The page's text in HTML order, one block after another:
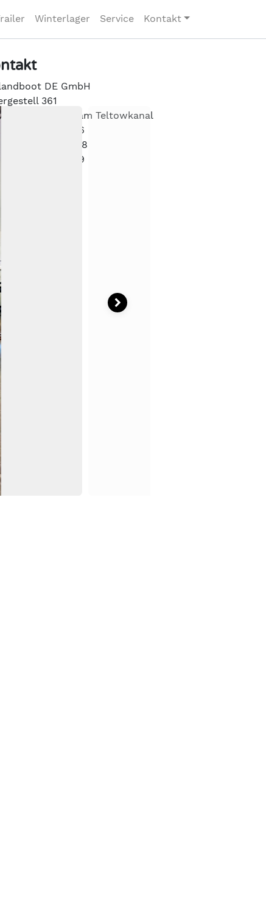
Winterlager Service Kontakt
DE GmbH
361
Berlin /direkt am Teltowkanal
030 – 6432 9866
030 – 6432 9868
0175 / 1662339